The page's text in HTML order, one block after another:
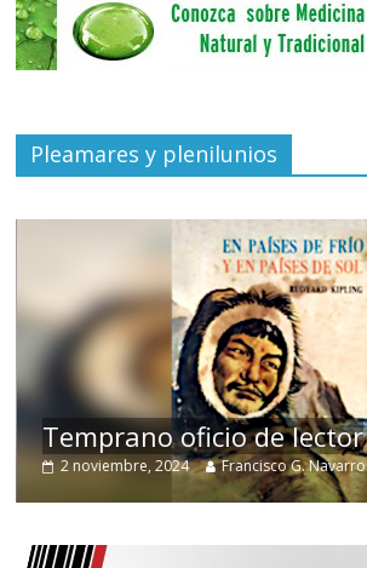
Pleamares y plenilunios
Temprano oficio de lector
2 noviembre, 2024 Francisco G. Navarro